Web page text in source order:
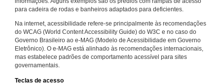
para cadeira de rodas e banheiros adaptados para deficientes.
Na internet, acessibilidade refere-se principalmente às recomendações
do WCAG (World Content Accessibility Guide) do W3C e no caso do
Governo Brasileiro ao e-MAG (Modelo de Acessibilidade em Governo
Eletrônico). O e-MAG está alinhado às recomendações internacionais,
mas estabelece padrões de comportamento acessível para sites
governamentais.
Teclas de acesso